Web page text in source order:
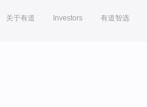
关于有道 Investors 有道智选